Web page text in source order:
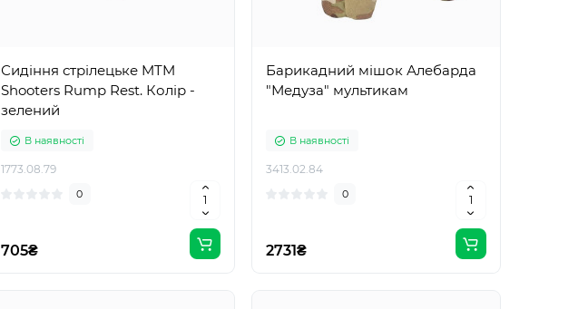
Сидіння стрілецьке MTM
Shooters Rump Rest. Колір -
зелений
В наявності
1773.08.79
0
705₴
Барикадний мішок Алебарда
"Медуза" мультикам
В наявності
3413.02.84
0
2731₴